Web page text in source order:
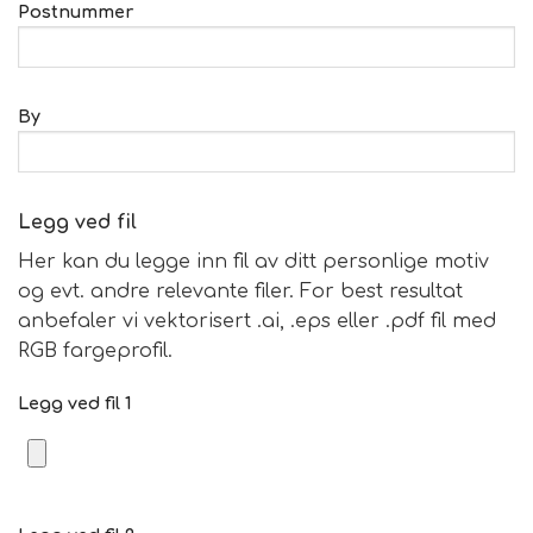
Postnummer
By
Legg ved fil
Her kan du legge inn fil av ditt personlige motiv
og evt. andre relevante filer. For best resultat
anbefaler vi vektorisert .ai, .eps eller .pdf fil med
RGB fargeprofil.
Legg ved fil 1